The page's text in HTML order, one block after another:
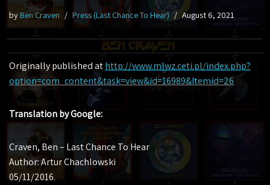
byBen Craven Press (Last Chance To Hear) August 6, 2021
Originally published athttp://www.mlwz.ceti.pl/index.php?
option=com_content&task=view&id=16989&Itemid=26
Translation by Google:
Craven, Ben – Last Chance To Hear
Author: Artur Chachlowski
05/11/2016.